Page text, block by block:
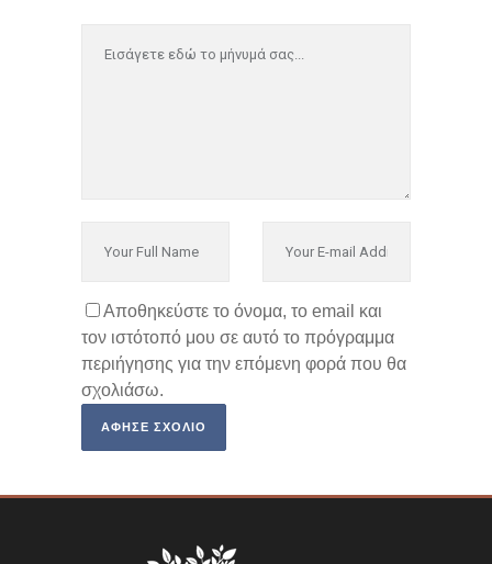
Αποθηκεύστε το όνομα, το email και
τον ιστότοπό μου σε αυτό το πρόγραμμα
περιήγησης για την επόμενη φορά που θα
σχολιάσω.